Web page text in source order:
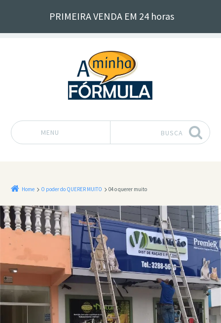
PRIMEIRA VENDA EM 24 horas
MENU BUSCA
Home O poder do QUERER MUITO 04 o querer muito